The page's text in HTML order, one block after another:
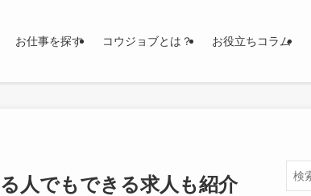
お仕事を探す コウジョブとは？ お役立ちコラム
人でもできる求人も紹介